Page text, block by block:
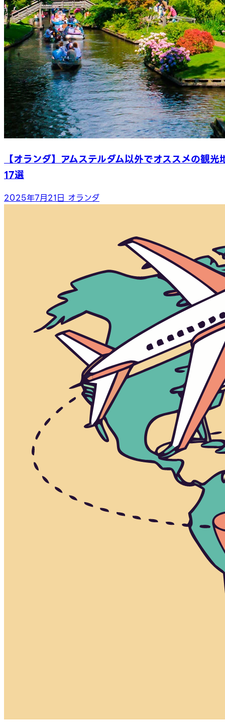
【オランダ】アムステルダム以外でオススメの観光
17選
2025年7月21日 オランダ